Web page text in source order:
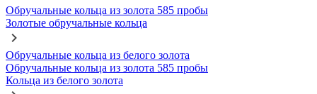
Обручальные кольца из золота 585 пробы
Золотые обручальные кольца
Обручальные кольца из белого золота
Обручальные кольца из золота 585 пробы
Кольца из белого золота